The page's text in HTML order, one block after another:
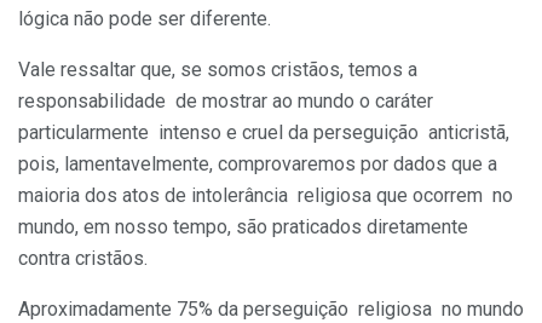
lógica não pode ser diferente.
Vale ressaltar que, se somos cristãos, temos a
responsabilidade de mostrar ao mundo o caráter
particularmente intenso e cruel da perseguição anticristã,
pois, lamentavelmente, comprovaremos por dados que a
maioria dos atos de intolerância religiosa que ocorrem no
mundo, em nosso tempo, são praticados diretamente
contra cristãos.
Aproximadamente 75% da perseguição religiosa no mundo